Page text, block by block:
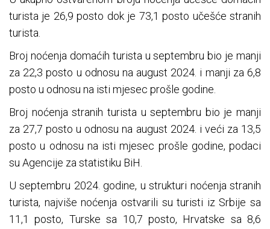
turista je 26,9 posto dok je 73,1 posto učešće stranih
turista.
Broj noćenja domaćih turista u septembru bio je manji
za 22,3 posto u odnosu na august 2024. i manji za 6,8
posto u odnosu na isti mjesec prošle godine.
Broj noćenja stranih turista u septembru bio je manji
za 27,7 posto u odnosu na august 2024. i veći za 13,5
posto u odnosu na isti mjesec prošle godine, podaci
su Agencije za statistiku BiH.
U septembru 2024. godine, u strukturi noćenja stranih
turista, najviše noćenja ostvarili su turisti iz Srbije sa
11,1 posto, Turske sa 10,7 posto, Hrvatske sa 8,6